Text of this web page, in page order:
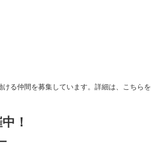
る仲間を募集しています。詳細は、こちらを
！